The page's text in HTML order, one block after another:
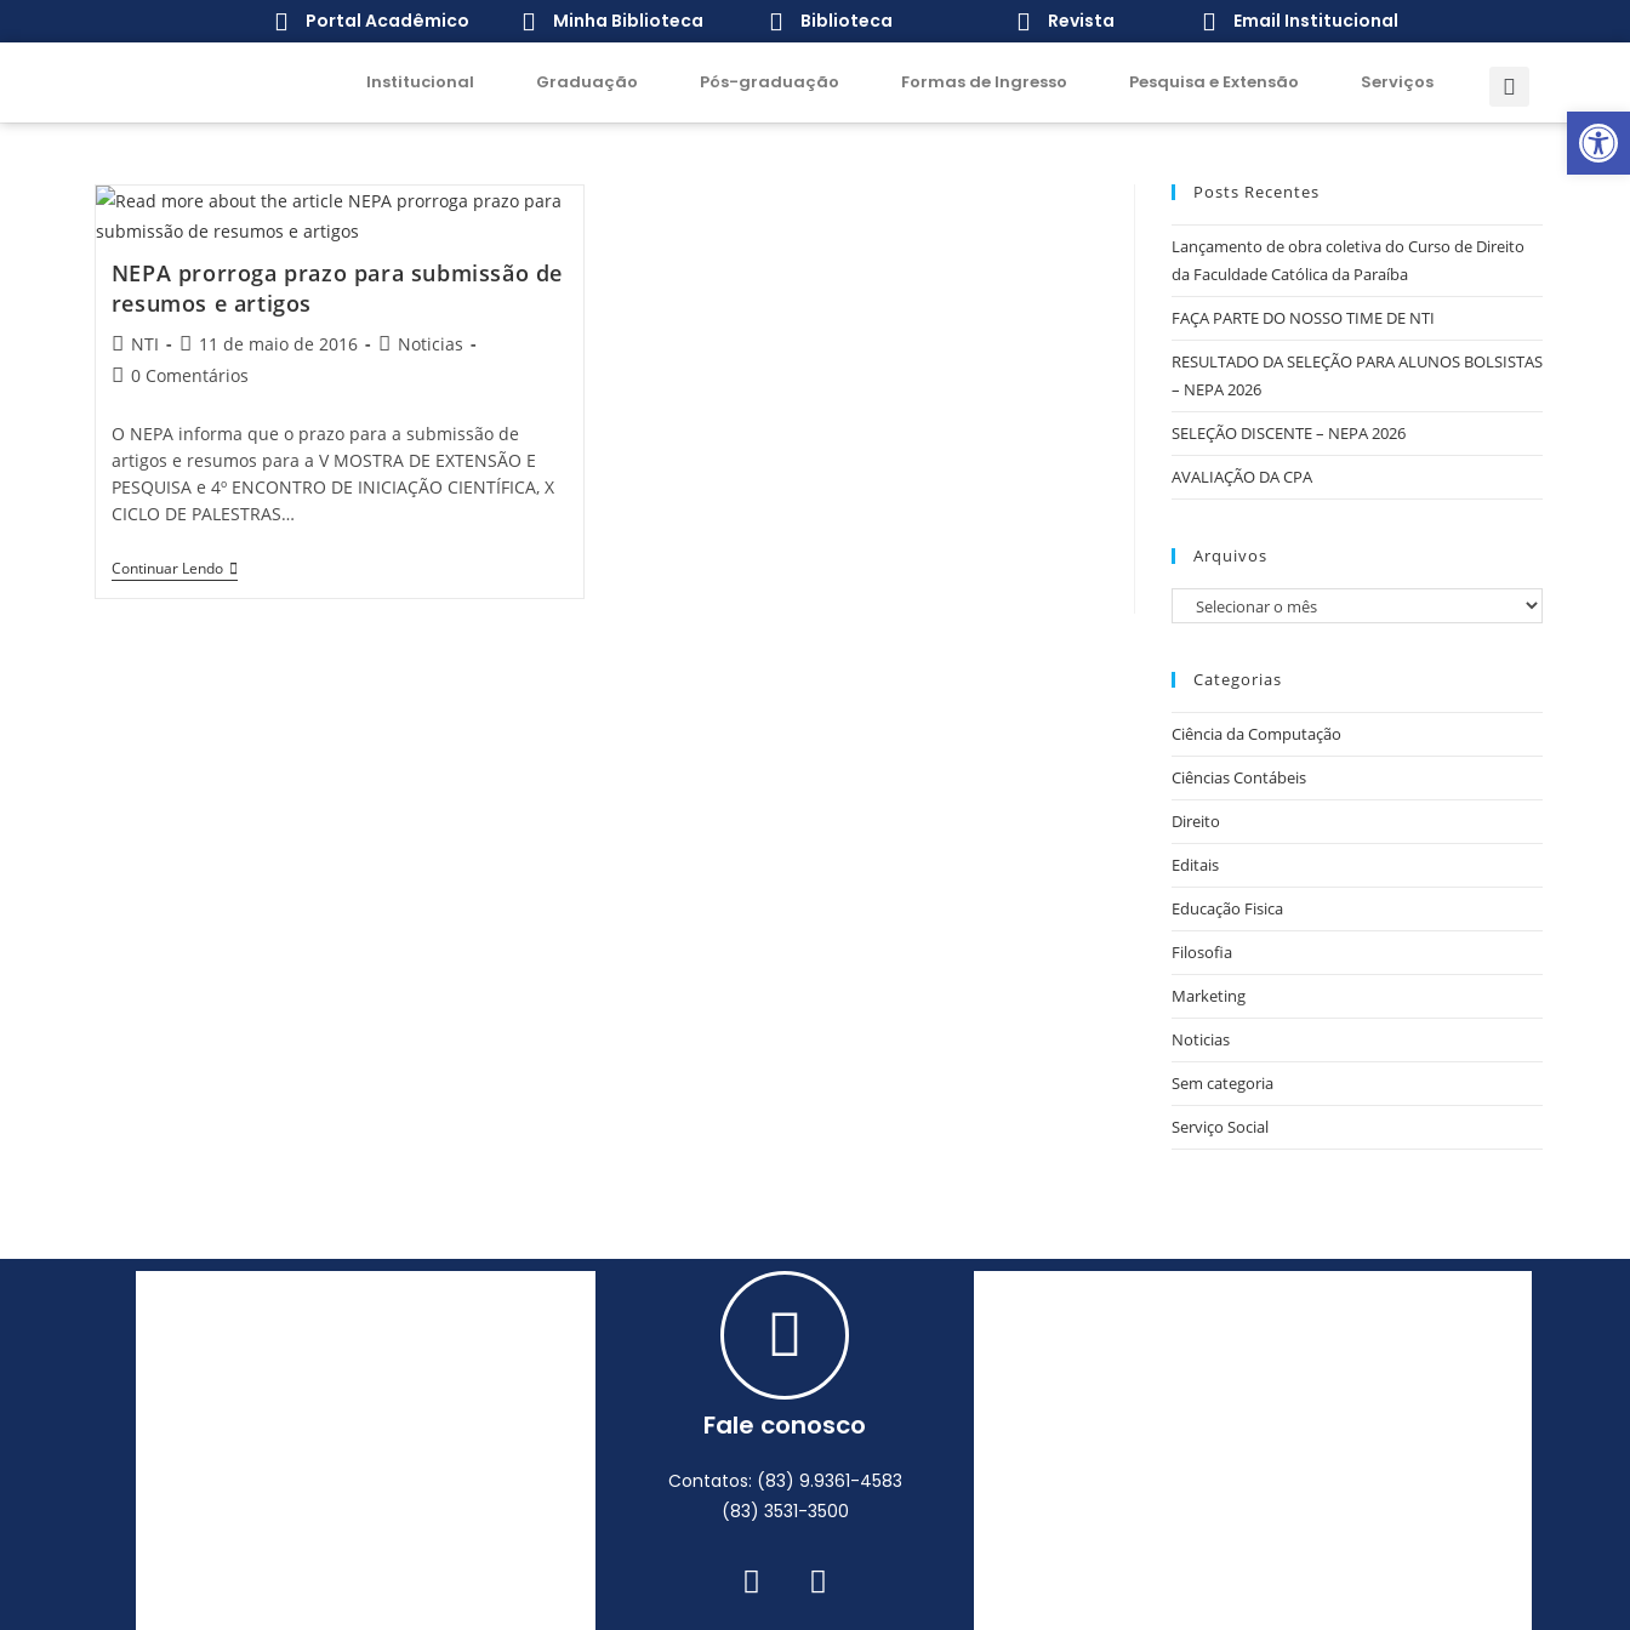
Portal Acadêmico Minha Biblioteca Biblioteca Revista Email Institucional
Institucional Graduação Pós-graduação Formas de Ingresso Pesquisa e Extensão Serviços
NEPA prorroga prazo para submissão de
resumos e artigos
NTI 11 de maio de 2016
Noticias
0 Comentários
O NEPA informa que o prazo para a submissão de
artigos e resumos para a V MOSTRA DE EXTENSÃO E
PESQUISA e 4º ENCONTRO DE INICIAÇÃO CIENTÍFICA, X
CICLO DE PALESTRAS…
Continuar Lendo
Posts Recentes
Lançamento de obra coletiva do Curso de Direito
da Faculdade Católica da Paraíba
FAÇA PARTE DO NOSSO TIME DE NTI
RESULTADO DA SELEÇÃO PARA ALUNOS BOLSISTAS
– NEPA 2026
SELEÇÃO DISCENTE – NEPA 2026
AVALIAÇÃO DA CPA
Arquivos
Categorias
Ciência da Computação
Ciências Contábeis
Direito
Editais
Educação Fisica
Filosofia
Marketing
Noticias
Sem categoria
Serviço Social
Fale conosco
Contatos: (83) 9.9361-4583
(83) 3531-3500
Open toolbar